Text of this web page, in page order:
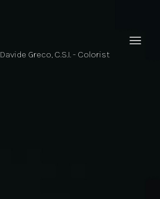
Davide Greco, C.S.I. - Colorist